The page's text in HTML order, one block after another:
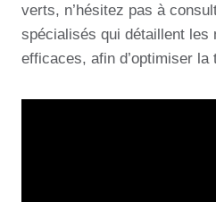
verts, n’hésitez pas à
spécialisés qui détaillent les
efficaces, afin d’optimiser